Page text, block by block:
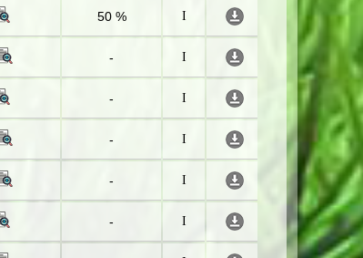
50 % I
- I
- I
- I
- I
- I